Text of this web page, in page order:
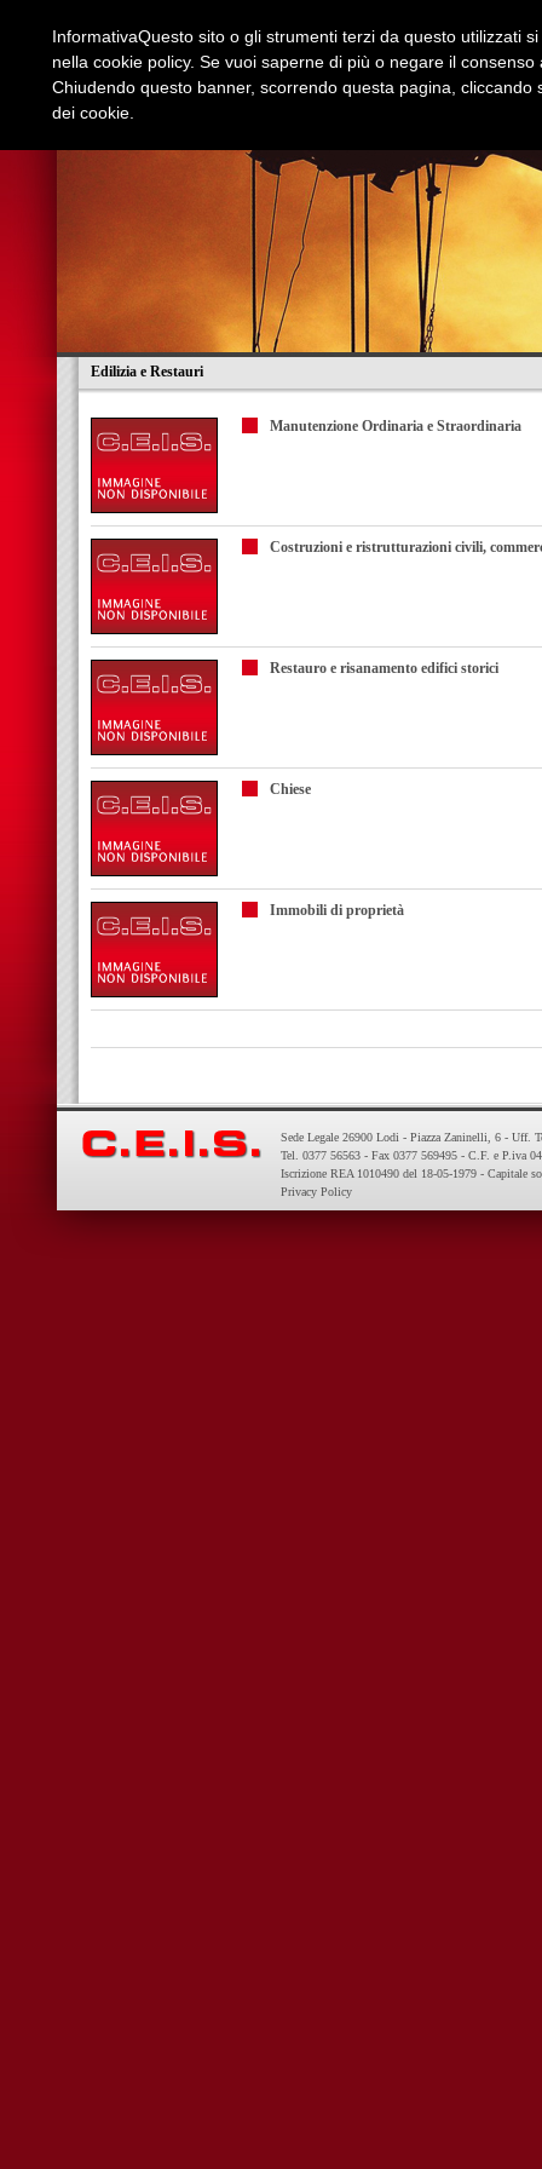
Edilizia e Restauri
Manutenzione Ordinaria e Straordinaria
Costruzioni e ristrutturazioni civili,
Restauro e risanamento edifici storici
Chiese
Immobili di proprietà
Sede Legale 26900 Lodi - Piazza Zaninelli, 6 - Uff.
Tel. 0377 56563 - Fax 0377 569495 - C.F. e P.iva
Iscrizione REA 1010490 del 18-05-1979 - Capitale
Privacy Policy
InformativaQuesto sito o gli strumenti terzi da questo utilizzati
nella cookie policy. Se vuoi saperne di più o negare il
Chiudendo questo banner, scorrendo questa pagina,
dei cookie.